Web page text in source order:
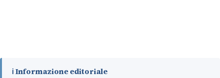
ℹ️ Informazione editoriale